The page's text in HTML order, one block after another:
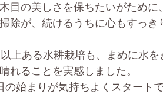
目の美しさを保ちたいがため
除が、続けるうちに心もすっ
上ある水耕栽培も、まめに水
れることを実感しました。
始まりが気持ちよくスタートで